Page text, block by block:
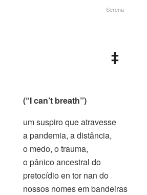
Serena
‡
(“I can’t breath”)
um suspiro que atravesse
a pandemia, a distância,
o medo, o trauma,
o pânico ancestral do
pretocídio en tor nan do
nossos nomes em bandeiras